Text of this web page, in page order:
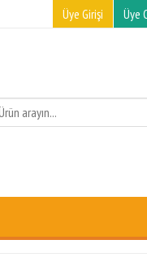
Üye Girişi Üye